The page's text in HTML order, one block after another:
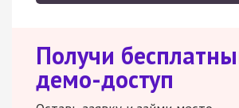
Получи
демо-доступ